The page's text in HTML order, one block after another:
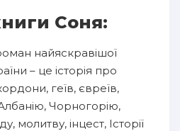
Соня:
найяскравішої
– це історія про
геїв, євреїв,
Чорногорію,
молитву, інцест, Історії